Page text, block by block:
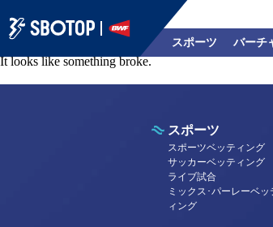
スポーツ バーチ
Error
It looks like something broke.
スポーツ
スポーツベッティング
サッカーベッティング
ライブ試合
ミックス･パーレーベッ
ィング